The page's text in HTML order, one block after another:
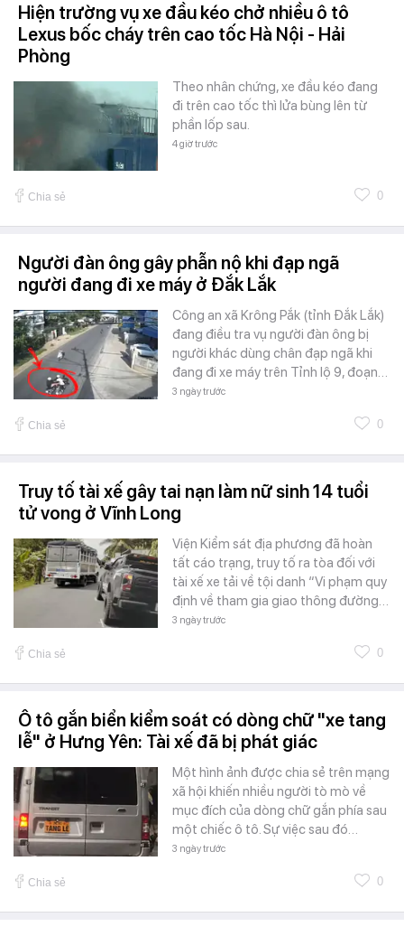
Hiện trường vụ xe đầu kéo chở nhiều ô tô
Lexus bốc cháy trên cao tốc Hà Nội - Hải
Phòng
Theo nhân chứng, xe đầu kéo đang
đi trên cao tốc thì lửa bùng lên từ
phần lốp sau.
4 giờ trước
Chia sẻ 0
Người đàn ông gây phẫn nộ khi đạp ngã
người đang đi xe máy ở Đắk Lắk
Công an xã Krông Pắk (tỉnh Đắk Lắk)
đang điều tra vụ người đàn ông bị
người khác dùng chân đạp ngã khi
đang đi xe máy trên Tỉnh lộ 9, đoạn…
3 ngày trước
Chia sẻ 0
Truy tố tài xế gây tai nạn làm nữ sinh 14 tuổi
tử vong ở Vĩnh Long
Viện Kiểm sát địa phương đã hoàn
tất cáo trạng, truy tố ra tòa đối với
tài xế xe tải về tội danh “Vi phạm quy
định về tham gia giao thông đường…
3 ngày trước
Chia sẻ 0
Ô tô gắn biển kiểm soát có dòng chữ "xe tang
lễ" ở Hưng Yên: Tài xế đã bị phát giác
Một hình ảnh được chia sẻ trên mạng
xã hội khiến nhiều người tò mò về
mục đích của dòng chữ gắn phía sau
một chiếc ô tô. Sự việc sau đó…
3 ngày trước
Chia sẻ 0